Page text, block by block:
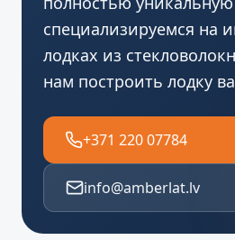
специализируемся на
лодках из
нам построить лодку
+371 220 07784
info@amberlat.lv